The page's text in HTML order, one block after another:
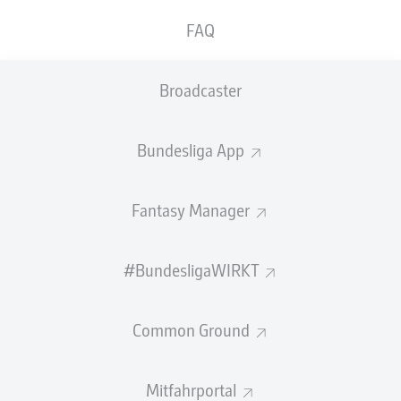
FAQ
Broadcaster
Bundesliga App
Fantasy Manager
#BundesligaWIRKT
Common Ground
Mitfahrportal
24-Jährige ist einer der Leistungsträger beim
Leon Goretzka an einer Sache noch nie
präsentiert wurde, sagte er: "Es war irgendwie ein
schon früh klar. Und es war der logische nächste Schritt
und wurde sofort Stammspieler. Ein Jahr später